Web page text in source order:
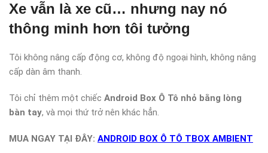
Xe vẫn là xe cũ… nhưng nay nó
thông minh hơn tôi tưởng
Tôi không nâng cấp động cơ, không độ ngoại hình, không nâng
cấp dàn âm thanh.
Tôi chỉ thêm một chiếc Android Box Ô Tô nhỏ bằng lòng
bàn tay, và mọi thứ trở nên khác hẳn.
MUA NGAY TẠI ĐÂY: ANDROID BOX Ô TÔ TBOX AMBIENT